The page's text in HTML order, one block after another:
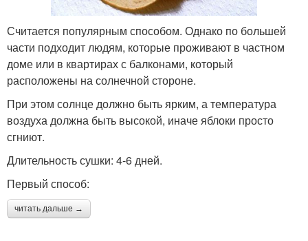
Считается популярным способом. Однако по большей
части подходит людям, которые проживают в частном
доме или в квартирах с балконами, который
расположены на солнечной стороне.
При этом солнце должно быть ярким, а температура
воздуха должна быть высокой, иначе яблоки просто
сгниют.
Длительность сушки: 4-6 дней.
Первый способ:
читать дальше →